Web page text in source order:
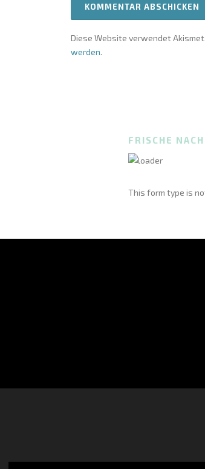
Diese Website verwendet
werden.
FRISCHE
This form type is